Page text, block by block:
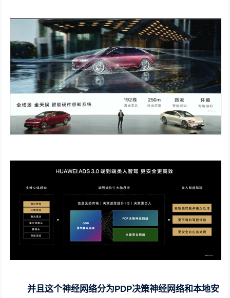
并且这个神经网络分为PDP决策神经网络和本地安